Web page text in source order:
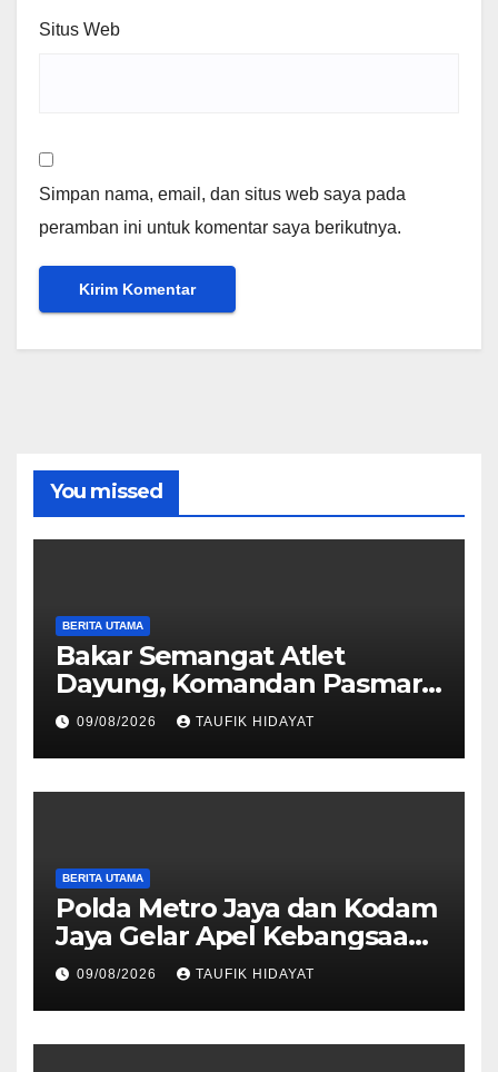
Situs Web
Simpan nama, email, dan situs web saya pada
peramban ini untuk komentar saya berikutnya.
You missed
BERITA UTAMA
Bakar Semangat Atlet
Dayung, Komandan Pasmar
3 Berikan Motivasi dan
Apresiasi
09/08/2026 TAUFIK HIDAYAT
BERITA UTAMA
Polda Metro Jaya dan Kodam
Jaya Gelar Apel Kebangsaan
“Jaga Jakarta untuk
Indonesia
09/08/2026 TAUFIK HIDAYAT